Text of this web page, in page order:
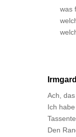
was
Ach,
Ich
Den